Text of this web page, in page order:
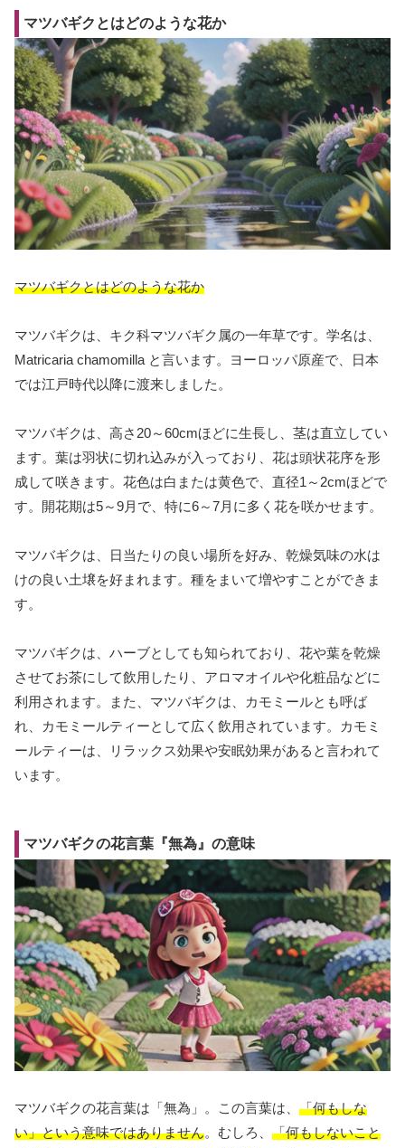
マツバギクとはどのような花か
マツバギクとはどのような花か
マツバギクは、キク科マツバギク属の一年草です。学名は、
Matricaria chamomilla と言います。ヨーロッパ原産で、日本
では江戸時代以降に渡来しました。
マツバギクは、高さ20～60cmほどに生長し、茎は直立してい
ます。葉は羽状に切れ込みが入っており、花は頭状花序を形
成して咲きます。花色は白または黄色で、直径1～2cmほどで
す。開花期は5～9月で、特に6～7月に多く花を咲かせます。
マツバギクは、日当たりの良い場所を好み、乾燥気味の水は
けの良い土壌を好まれます。種をまいて増やすことができま
す。
マツバギクは、ハーブとしても知られており、花や葉を乾燥
させてお茶にして飲用したり、アロマオイルや化粧品などに
利用されます。また、マツバギクは、カモミールとも呼ば
れ、カモミールティーとして広く飲用されています。カモミ
ールティーは、リラックス効果や安眠効果があると言われて
います。
マツバギクの花言葉『無為』の意味
マツバギクの花言葉は「無為」。この言葉は、 「何もしな
い」という意味ではありません。むしろ、 「何もしないこと